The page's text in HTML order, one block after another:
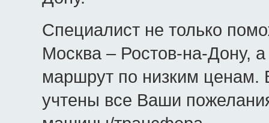
Специалист не только
Москва – Ростов-на-Дону,
маршрут по низким
учтены все Ваши